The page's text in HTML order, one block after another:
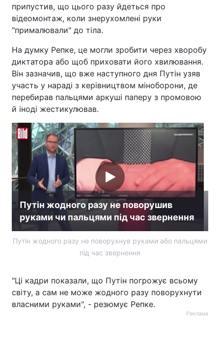
Екологія Регіони
Лонгріди
Відео з Youtube Статті
Інтерв'ю Думки
Архів
Контакти
Послуги
припустив, що цього разу йдеться про
відеомонтаж, коли знерухомлені руки
"прималювали" до тіла.
На думку Репке, це могли зробити через хворобу
диктатора або щоб приховати його хвилювання.
Він зазначив, що вже наступного дня Путін узяв
участь у нараді з керівництвом міноборони, де
перебирав пальцями аркуші паперу з промовою
й іноді жестикулював.
Путін жодного разу не поворушив
руками чи пальцями під час звернення
Путін жодного разу не поворухнув руками або пальцями
під час звернення
"Ці кадри показали, що Путін погрожує всьому
світу, а сам не може жодного разу поворухнути
власними руками", - резюмує Репке.
Реклама